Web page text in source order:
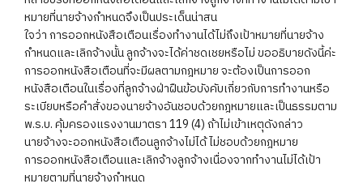
หมายที่นายจ้างกำหนดจึงเป็นประเด็นน่าสน
ใจว่า การออกหนังสือเตือนเรื่องทำงานได้ไม่ถึงเป้าหมายที่นายจ้าง
กำหนดและเลิกจ้างนั้น ลูกจ้างจะได้ค่าชดเชยหรือไม่ ขออธิบายดังนี้ค่ะ
การออกหนังสือเตือนที่จะมีผลตามกฎหมาย จะต้องเป็นการออก
หนังสือเตือนในเรื่องที่ลูกจ้างฝ่าฝืนข้อบังคับเกี่ยวกับการทำงานหรือ
ระเบียบหรือคำสั่งของนายจ้างอันชอบด้วยกฎหมายและเป็นธรรมตาม
พ.ร.บ. คุ้มครองแรงงานมาตรา 119 (4) ถ้าไม่เข้าเหตุดังกล่าว
นายจ้างจะออกหนังสือเตือนลูกจ้างไม่ได้ ไม่ชอบด้วยกฎหมาย
การออกหนังสือเตือนและเลิกจ้างลูกจ้างเนื่องจากทำงานไม่ได้เป้า
หมายตามที่นายจ้างกำหนด